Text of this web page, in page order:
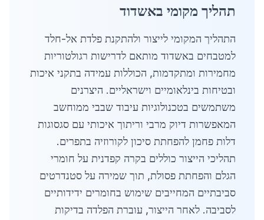
תהליך מקומי באשדוד
התהליך המקומי לייצור ולהתקנת פלדת אל-חלד
למטבחים באשדוד מותאם לדרישות רגולטוריות
מחמירות ומתקדמות, הכוללות עמידה בתקני איכות
ובטיחות בינלאומיים וישראליים. היצרנים
משתמשים בטכנולוגיות עיבוד שבבי ממוחשב
המאפשרות דיוק מרבי וריתוך איכותי עם סגסוגות
דלות פחמן להפחתת סיכון לקורוזיה בתפרים.
תהליכי הייצור כוללים בקרה קפדנית על חומרי
הגלם והפחתת פסולת, תוך שמירה על סטנדרטים
סביבתיים המחייבים שימוש בחומרים ידידותיים
לסביבה. לאחר הייצור, עוברת הפלדה בדיקות